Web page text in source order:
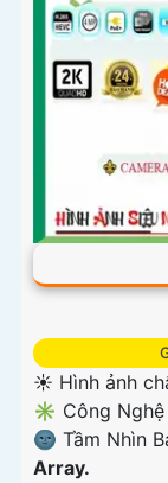
☀️ Hình ảnh
✳️ Công Nghệ
🌚 Tầm Nhìn
Array.